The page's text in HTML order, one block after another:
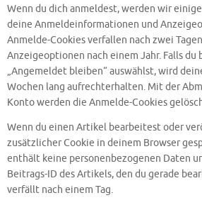
Wenn du dich anmeldest, werden wir
deine Anmeldeinformationen und
Anmelde-Cookies verfallen nach zwei
Anzeigeoptionen nach einem Jahr. Falls du
„Angemeldet bleiben“ auswählst, wird
Wochen lang aufrechterhalten. Mit der
Konto werden die Anmelde-Cookies
Wenn du einen Artikel bearbeitest oder
zusätzlicher Cookie in deinem Browser
enthält keine personenbezogenen Daten
Beitrags-ID des Artikels, den du gerade
verfällt nach einem Tag.